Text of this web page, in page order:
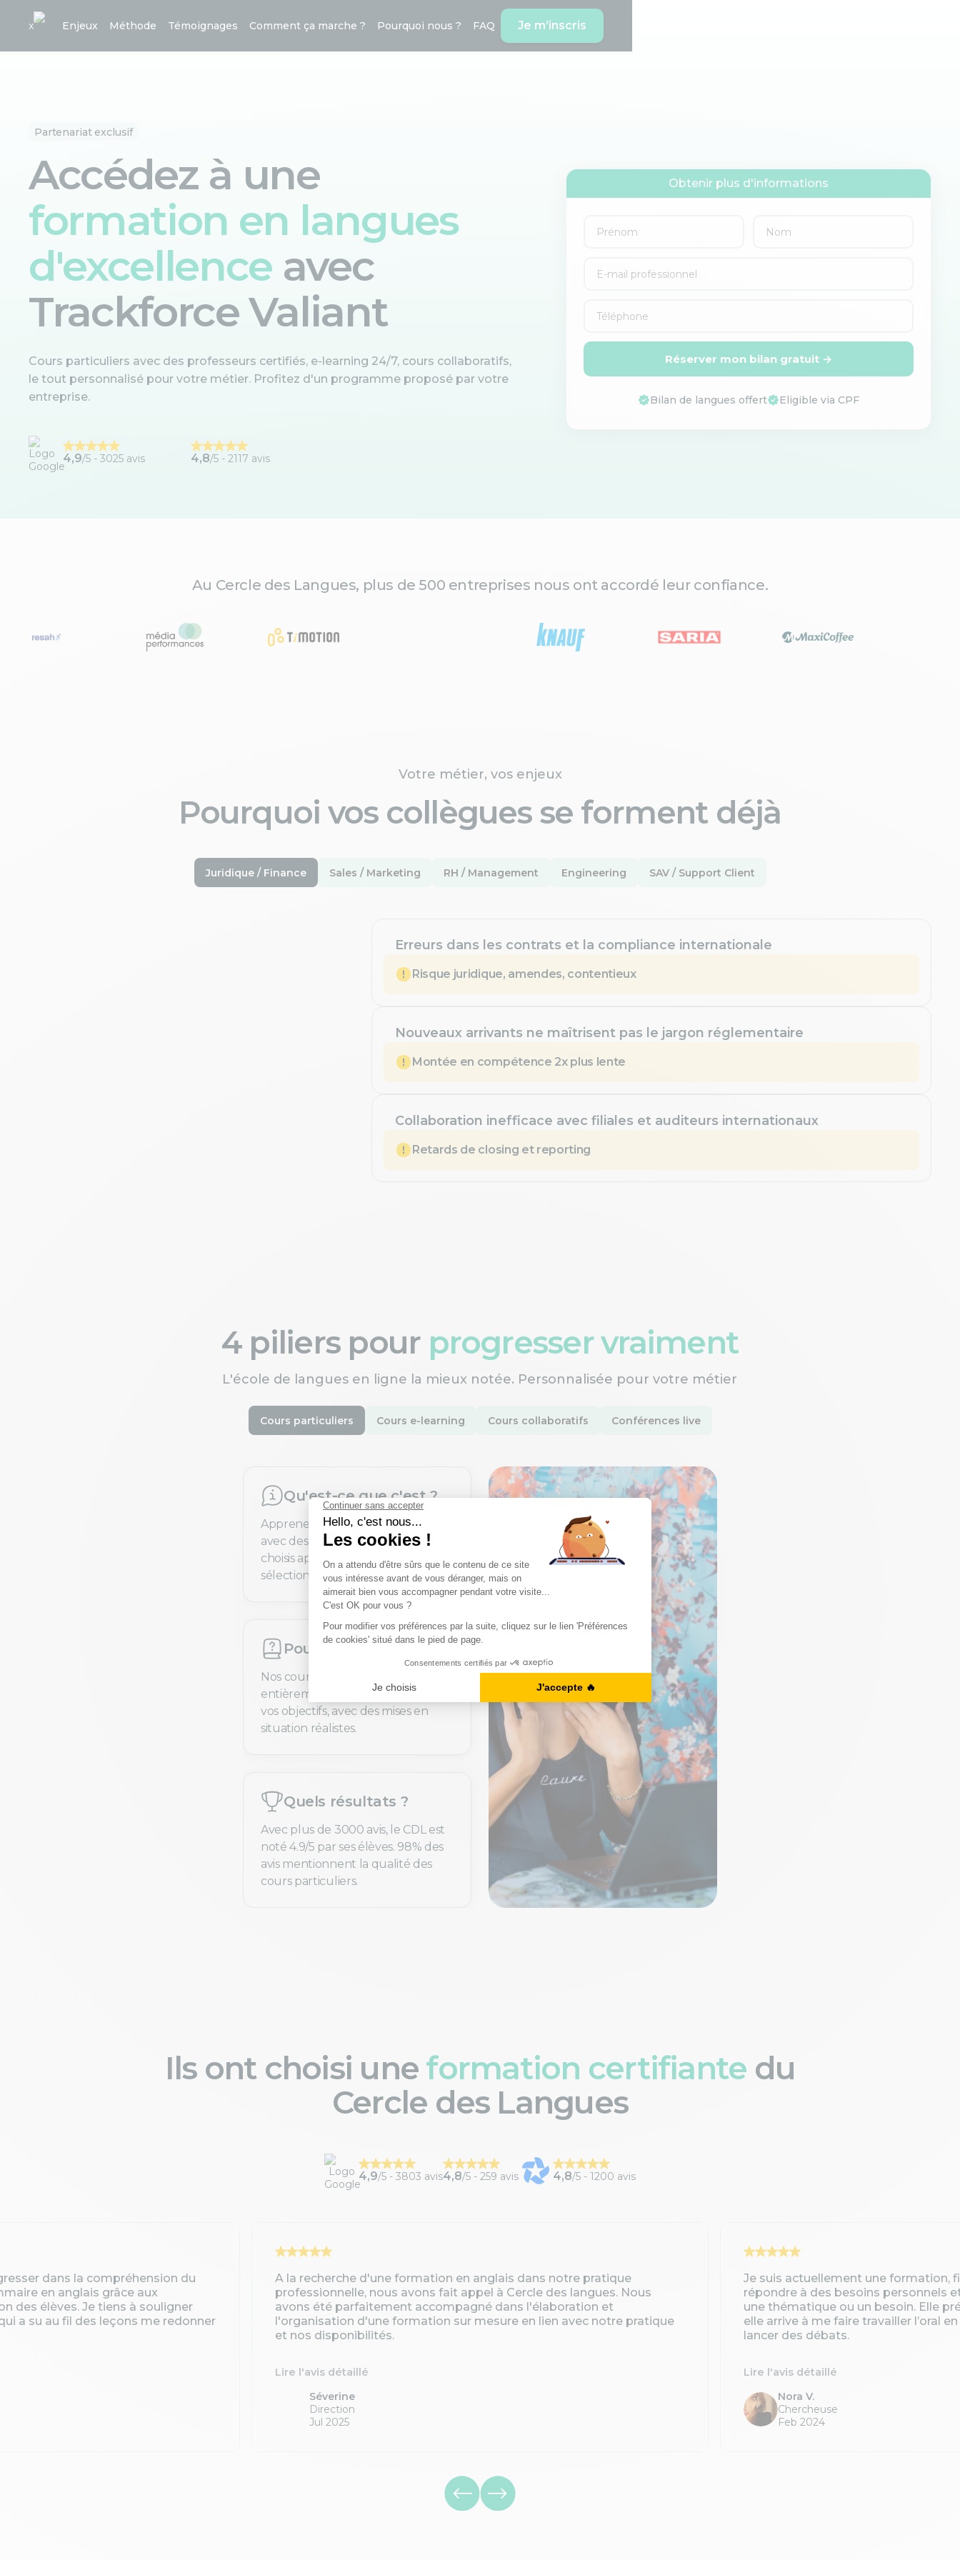
x Enjeux Méthode Témoignages Comment ça marche ? Pourquoi nous ? FAQ Je m’inscris
Partenariat exclusif
Accédez à une
formation en langues
d'excellence avec
Trackforce Valiant
Cours particuliers avec des professeurs certifiés, e-learning 24/7, cours collaboratifs,
le tout personnalisé pour votre métier. Profitez d'un programme proposé par votre
entreprise.
4,9/5 - 3025 avis 4,8/5 - 2117 avis
Obtenir plus d'informations
Réserver mon bilan gratuit →
Bilan de langues offert Eligible via CPF
Au Cercle des Langues, plus de 500 entreprises nous ont accordé leur confiance.
Votre métier, vos enjeux
Pourquoi vos collègues se forment déjà
Juridique / Finance Sales / Marketing RH / Management Engineering SAV / Support Client
Erreurs dans les contrats et la compliance internationale
Risque juridique, amendes, contentieux
Nouveaux arrivants ne maîtrisent pas le jargon réglementaire
Montée en compétence 2x plus lente
Collaboration inefficace avec filiales et auditeurs internationaux
Retards de closing et reporting
4 piliers pour progresser vraiment
L'école de langues en ligne la mieux notée. Personnalisée pour votre métier
Cours particuliers Cours e-learning Cours collaboratifs Conférences live
Qu'est-ce que c'est ?
Apprenez une nouvelle langue
avec des professeurs certifiés,
choisis après un processus de
sélection exigeant.
Pourquoi c’est utile ?
Nos cours de langues sont
entièrement personnalisés selon
vos objectifs, avec des mises en
situation réalistes.
Quels résultats ?
Avec plus de 3000 avis, le CDL est
noté 4.9/5 par ses élèves. 98% des
avis mentionnent la qualité des
cours particuliers.
Ils ont choisi une formation certifiante du
Cercle des Langues
4,9/5 - 3803 avis4,8/5 - 259 avis 4,8/5 - 1200 avis
dans la compréhension du
en anglais grâce aux
des élèves. Je tiens à souligner
a su au fil des leçons me redonner
A la recherche d'une formation en anglais dans notre pratique
professionnelle, nous avons fait appel à Cercle des langues. Nous
avons été parfaitement accompagné dans l'élaboration et
l'organisation d'une formation sur mesure en lien avec notre pratique
et nos disponibilités.
Lire l'avis détaillé
Séverine
Direction
Jul 2025
Je suis actuellement une formation,
répondre à des besoins personnels
une thématique ou un besoin. Elle
elle arrive à me faire travailler l’oral
lancer des débats.
Lire l'avis détaillé
Nora V.
Chercheuse
Feb 2024